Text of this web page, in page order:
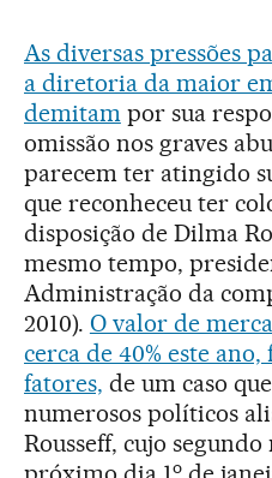
As diversas pressões
a diretoria da maior
demitampor sua
omissão nos graves
parecem ter atingido
que reconheceu ter
disposição de Dilma
mesmo tempo,
Administração da
2010). O valor de
cerca de 40% este
fatores, de um caso
numerosos políticos
Rousseff, cujo
o